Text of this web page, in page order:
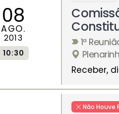
08
AGO.
2013
10:30
1ª
Receber,
Não Houve